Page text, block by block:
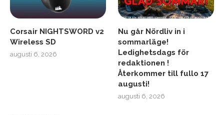
Corsair NIGHTSWORD v2
Wireless SD
augusti 6, 2026
Nu går Nördliv in i
sommarläge!
Ledighetsdags för
redaktionen !
Återkommer till fullo 17
augusti!
augusti 6, 2026